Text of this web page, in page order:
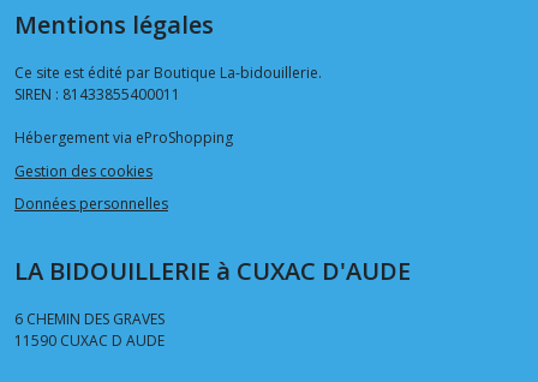
Mentions légales
Ce site est édité par Boutique La-bidouillerie.
SIREN : 81433855400011
Hébergement via eProShopping
Gestion des cookies
Données personnelles
LA BIDOUILLERIE à CUXAC D'AUDE
6 CHEMIN DES GRAVES
11590 CUXAC D AUDE